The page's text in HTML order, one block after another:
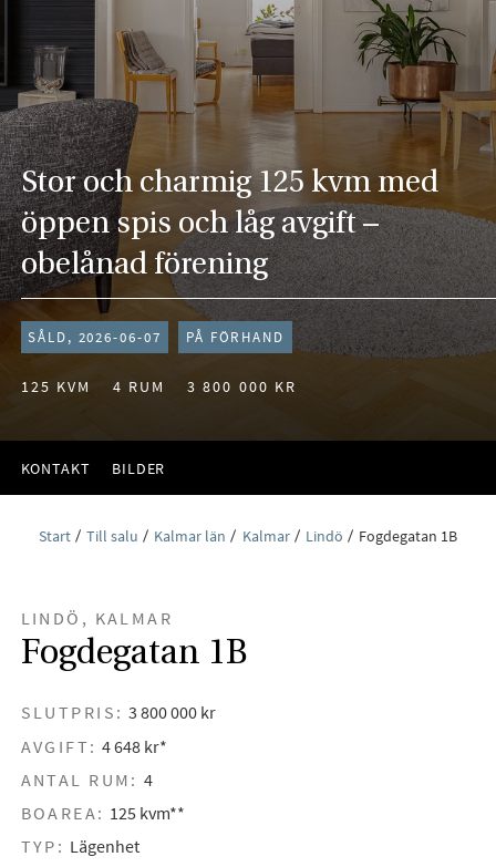
Stor och charmig 125 kvm med
öppen spis och låg avgift –
obelånad förening
SÅLD, 2026-06-07 PÅ FÖRHAND
125 KVM 4 RUM 3 800 000 KR
KONTAKT BILDER
Start Till salu Kalmar län Kalmar Lindö Fogdegatan 1B
LINDÖ, KALMAR
Fogdegatan 1B
SLUTPRIS: 3 800 000 kr
AVGIFT: 4 648 kr*
ANTAL RUM: 4
BOAREA: 125 kvm**
TYP: Lägenhet